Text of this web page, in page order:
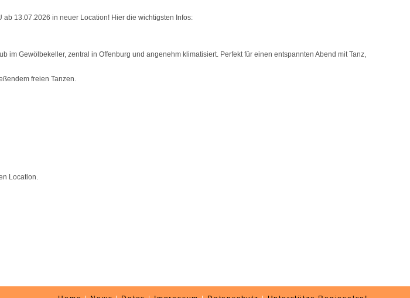
ab 13.07.2026 in neuer Location! Hier die wichtigsten Infos:
Gewölbekeller, zentral in Offenburg und angenehm klimatisiert. Perfekt für einen entspannten Abend mit Tanz,
freien Tanzen.
Location.